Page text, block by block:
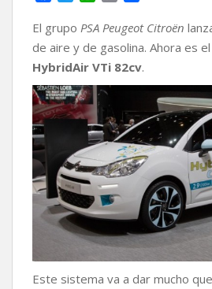
c
e
b
o
o
k
i
t
t
e
r
a
s
A
p
p
p
y
L
i
n
m
p
a
r
t
r
El grupo PSA Peugeot Citroën
de aire y de gasolina. Ahora es el
HybridAir VTi 82cv.
Este sistema va a dar mucho